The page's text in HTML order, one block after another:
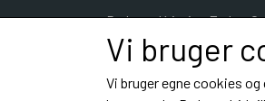
Dyrlæge Kristina Frahm
Hestvangvej 40
9900 Frederikshavn
Telefon: e-mail:
Vi bruger
Vi bruger egne cookies